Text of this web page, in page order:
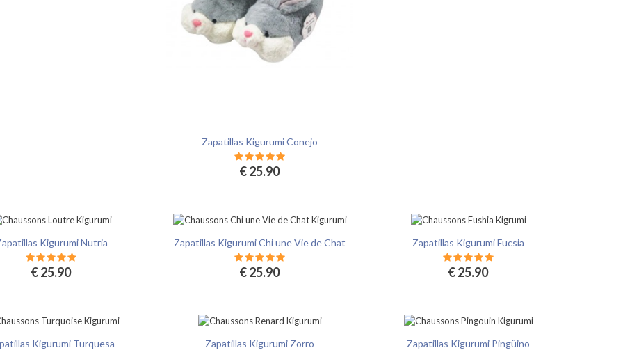
Zapatillas Kigurumi Conejo
€ 25.90
Kigurumi Nutria
€ 25.90
Zapatillas Kigurumi Chi une Vie de Chat
€ 25.90
Zapatillas Kigurumi Fucsia
€ 25.90
Kigurumi Turquesa Zapatillas Kigurumi Zorro Zapatillas Kigurumi Pingüino